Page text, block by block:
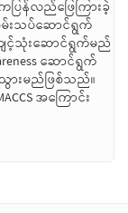
ြန်လည်ဖြေကြားခဲ့
မ်းသပ်ဆောင်ရွက်
ျင့်သုံးဆောင်ရွက်မည်
ဆောင်ရွက်
ားမည်ဖြစ်သည်။
အကြောင်း